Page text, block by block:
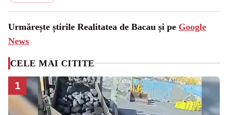
Urmărește știrile Realitatea de Bacau și pe Google
News
CELE MAI CITITE
1